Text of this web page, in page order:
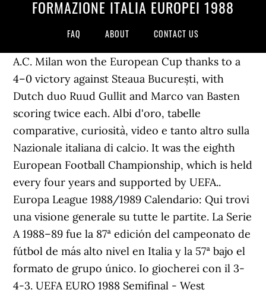
FORMAZIONE ITALIA EUROPEI 1988
FAQ ABOUT CONTACT US
A.C. Milan won the European Cup thanks to a
4–0 victory against Steaua București, with
Dutch duo Ruud Gullit and Marco van Basten
scoring twice each. Albi d'oro, tabelle
comparative, curiosità, video e tanto altro sulla
Nazionale italiana di calcio. It was the eighth
European Football Championship, which is held
every four years and supported by UEFA..
Europa League 1988/1989 Calendario: Qui trovi
una visione generale su tutte le partite. La Serie
A 1988–89 fue la 87ª edición del campeonato de
fútbol de más alto nivel en Italia y la 57ª bajo el
formato de grupo único. Io giocherei con il 3-
4-3. UEFA EURO 1988 Semifinal - West